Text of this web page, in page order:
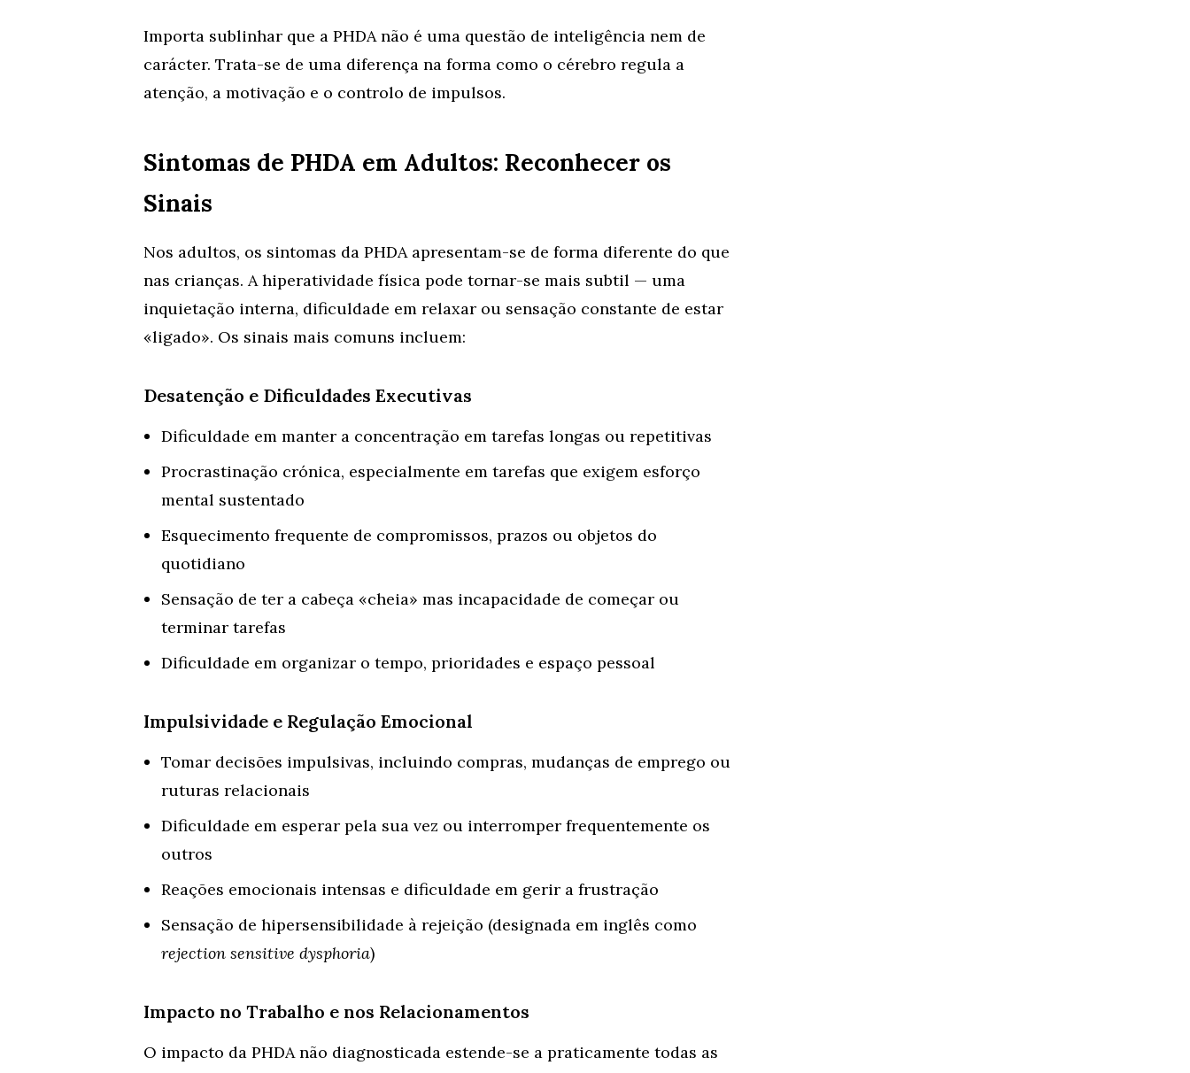
Importa sublinhar que a PHDA não é uma questão de inteligência nem de
carácter. Trata-se de uma diferença na forma como o cérebro regula a
atenção, a motivação e o controlo de impulsos.
Sintomas de PHDA em Adultos: Reconhecer os
Sinais
Nos adultos, os sintomas da PHDA apresentam-se de forma diferente do que
nas crianças. A hiperatividade física pode tornar-se mais subtil — uma
inquietação interna, dificuldade em relaxar ou sensação constante de estar
«ligado». Os sinais mais comuns incluem:
Desatenção e Dificuldades Executivas
Dificuldade em manter a concentração em tarefas longas ou repetitivas
Procrastinação crónica, especialmente em tarefas que exigem esforço
mental sustentado
Esquecimento frequente de compromissos, prazos ou objetos do
quotidiano
Sensação de ter a cabeça «cheia» mas incapacidade de começar ou
terminar tarefas
Dificuldade em organizar o tempo, prioridades e espaço pessoal
Impulsividade e Regulação Emocional
Tomar decisões impulsivas, incluindo compras, mudanças de emprego ou
ruturas relacionais
Dificuldade em esperar pela sua vez ou interromper frequentemente os
outros
Reações emocionais intensas e dificuldade em gerir a frustração
Sensação de hipersensibilidade à rejeição (designada em inglês como
rejection sensitive dysphoria)
Impacto no Trabalho e nos Relacionamentos
O impacto da PHDA não diagnosticada estende-se a praticamente todas as